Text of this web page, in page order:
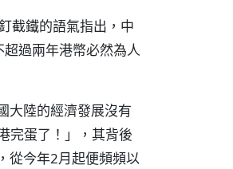
截鐵的語氣指出，中
過兩年港幣必然為人
大陸的經濟發展沒有
完蛋了！」，其背後
從今年2月起便頻頻以